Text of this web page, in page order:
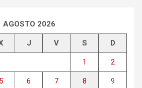
AGOSTO 2026
J V S D
1 2
5 6 7 8 9